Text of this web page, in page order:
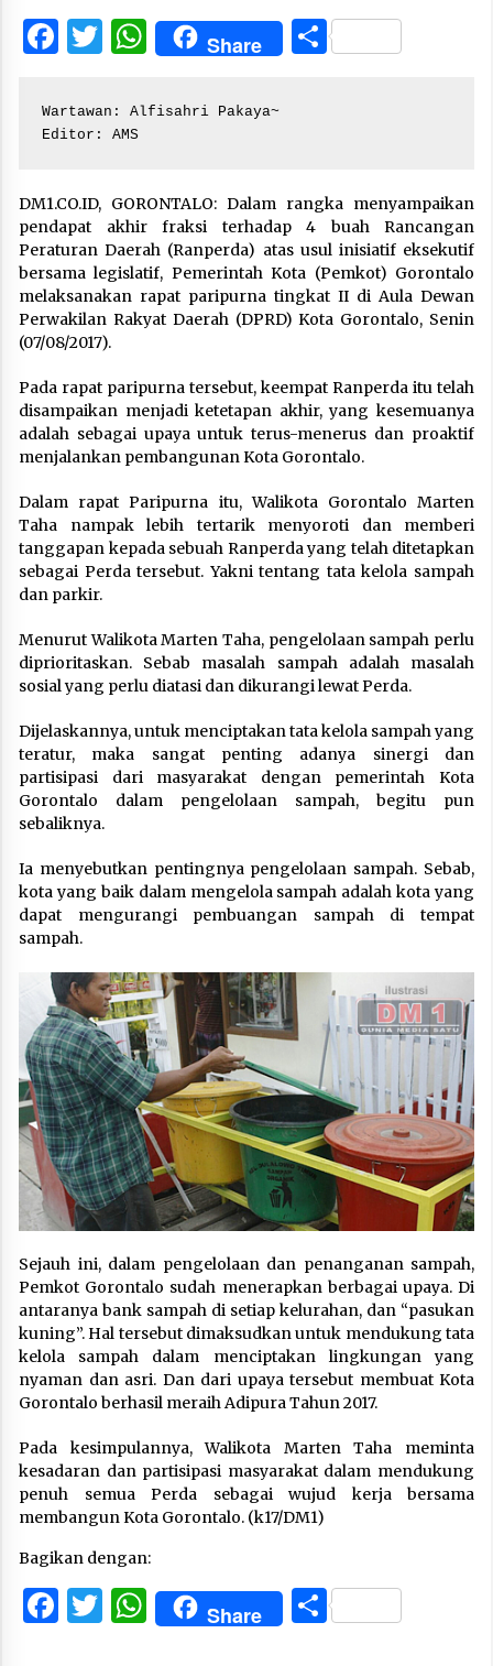
Facebook
Twitter
WhatsApp
Share Share
Wartawan: Alfisahri Pakaya~
Editor: AMS
DM1.CO.ID, GORONTALO: Dalam rangka menyampaikan
pendapat akhir fraksi terhadap 4 buah Rancangan
Peraturan Daerah (Ranperda) atas usul inisiatif eksekutif
bersama legislatif, Pemerintah Kota (Pemkot) Gorontalo
melaksanakan rapat paripurna tingkat II di Aula Dewan
Perwakilan Rakyat Daerah (DPRD) Kota Gorontalo, Senin
(07/08/2017).
Pada rapat paripurna tersebut, keempat Ranperda itu telah
disampaikan menjadi ketetapan akhir, yang kesemuanya
adalah sebagai upaya untuk terus-menerus dan proaktif
menjalankan pembangunan Kota Gorontalo.
Dalam rapat Paripurna itu, Walikota Gorontalo Marten
Taha nampak lebih tertarik menyoroti dan memberi
tanggapan kepada sebuah Ranperda yang telah ditetapkan
sebagai Perda tersebut. Yakni tentang tata kelola sampah
dan parkir.
Menurut Walikota Marten Taha, pengelolaan sampah perlu
diprioritaskan. Sebab masalah sampah adalah masalah
sosial yang perlu diatasi dan dikurangi lewat Perda.
Dijelaskannya, untuk menciptakan tata kelola sampah yang
teratur, maka sangat penting adanya sinergi dan
partisipasi dari masyarakat dengan pemerintah Kota
Gorontalo dalam pengelolaan sampah, begitu pun
sebaliknya.
Ia menyebutkan pentingnya pengelolaan sampah. Sebab,
kota yang baik dalam mengelola sampah adalah kota yang
dapat mengurangi pembuangan sampah di tempat
sampah.
Sejauh ini, dalam pengelolaan dan penanganan sampah,
Pemkot Gorontalo sudah menerapkan berbagai upaya. Di
antaranya bank sampah di setiap kelurahan, dan “pasukan
kuning”. Hal tersebut dimaksudkan untuk mendukung tata
kelola sampah dalam menciptakan lingkungan yang
nyaman dan asri. Dan dari upaya tersebut membuat Kota
Gorontalo berhasil meraih Adipura Tahun 2017.
Pada kesimpulannya, Walikota Marten Taha meminta
kesadaran dan partisipasi masyarakat dalam mendukung
penuh semua Perda sebagai wujud kerja bersama
membangun Kota Gorontalo. (k17/DM1)
Bagikan dengan:
Facebook
Twitter
WhatsApp
Share Share